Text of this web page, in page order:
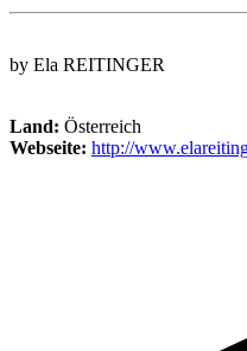
by Ela REITINGER
Land: Österreich
Webseite: http://